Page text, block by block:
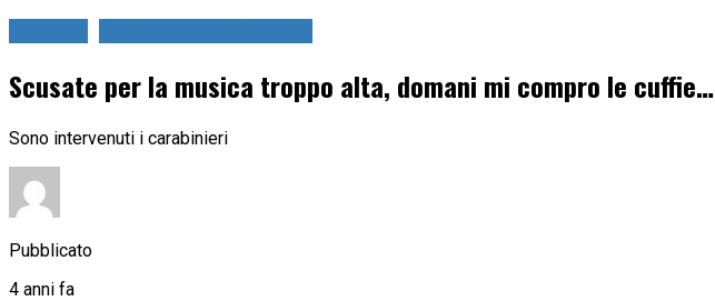
Scusate per la musica troppo alta, domani mi compro le cuffie…
Sono intervenuti i carabinieri
Pubblicato
4 anni fa